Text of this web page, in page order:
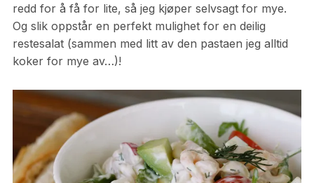
redd for å få for lite, så jeg kjøper selvsagt for mye.
Og slik oppstår en perfekt mulighet for en deilig
restesalat (sammen med litt av den pastaen jeg alltid
koker for mye av…)!